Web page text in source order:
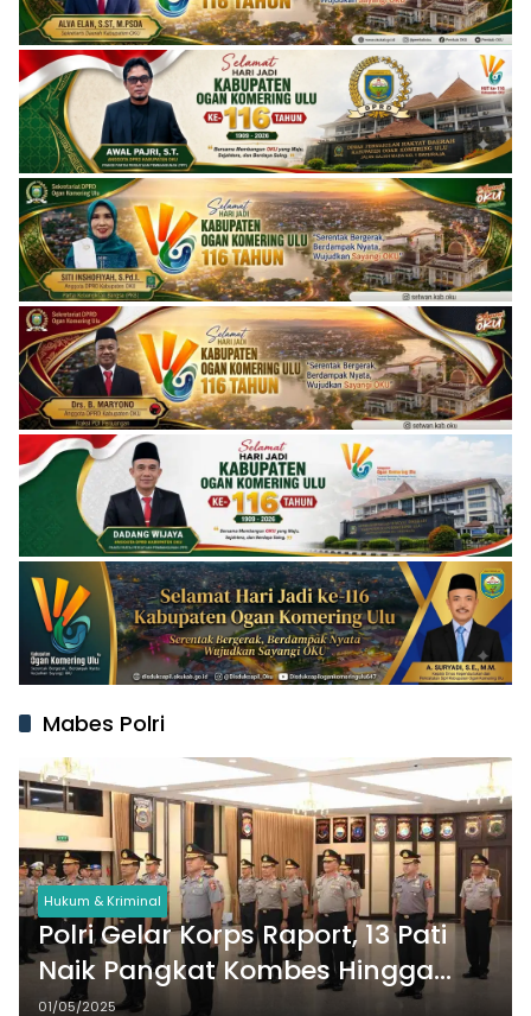
Mabes Polri
Hukum & Kriminal
Polri Gelar Korps Raport, 13 Pati
Naik Pangkat Kombes Hingga
Komjen di Mabes Polri
01/05/2025